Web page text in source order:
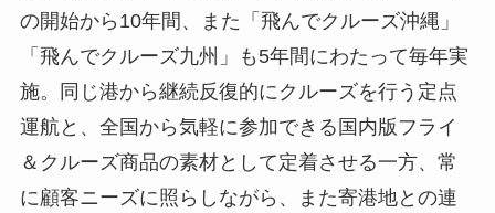
の開始から10年間、また「飛んでクルーズ沖縄」
「飛んでクルーズ九州」も5年間にわたって毎年実
施。同じ港から継続反復的にクルーズを行う定点
運航と、全国から気軽に参加できる国内版フライ
＆クルーズ商品の素材として定着させる一方、常
に顧客ニーズに照らしながら、また寄港地との連